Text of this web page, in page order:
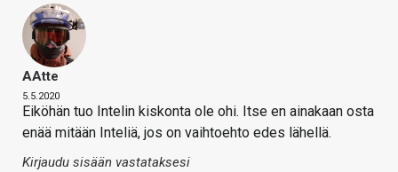
AAtte
5.5.2020
Eiköhän tuo Intelin kiskonta ole ohi. Itse en ainakaan osta
enää mitään Inteliä, jos on vaihtoehto edes lähellä.
Kirjaudu sisään vastataksesi